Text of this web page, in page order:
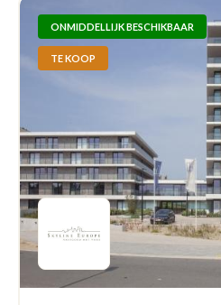
ONMIDDELLIJK BESCHIKBAAR
TE KOOP